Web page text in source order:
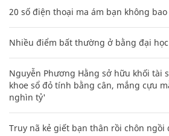
20 số điện thoại ma ám bạn không
Nhiều điểm bất thường ở bằng đại học
Nguyễn Phương Hằng sở hữu khối tài
khoe sổ đỏ tính bằng cân, mắng cựu
nghìn tỷ'
Truy nã kẻ giết bạn thân rồi chôn ngồi